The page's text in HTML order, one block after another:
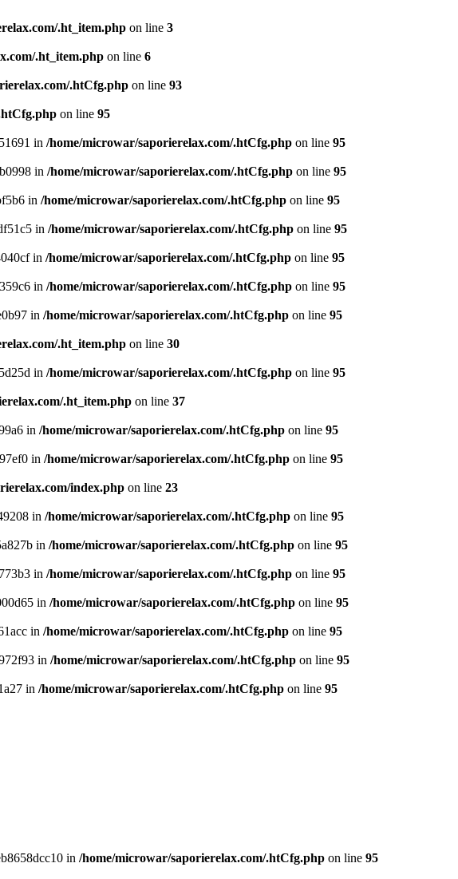
.ht_item.php on line 3
.ht_item.php on line 6
.htCfg.php on line 93
on line 95
in /home/microwar/saporierelax.com/.htCfg.php on line 95
in /home/microwar/saporierelax.com/.htCfg.php on line 95
in /home/microwar/saporierelax.com/.htCfg.php on line 95
in /home/microwar/saporierelax.com/.htCfg.php on line 95
in /home/microwar/saporierelax.com/.htCfg.php on line 95
in /home/microwar/saporierelax.com/.htCfg.php on line 95
in /home/microwar/saporierelax.com/.htCfg.php on line 95
.ht_item.php on line 30
in /home/microwar/saporierelax.com/.htCfg.php on line 95
.ht_item.php on line 37
in /home/microwar/saporierelax.com/.htCfg.php on line 95
in /home/microwar/saporierelax.com/.htCfg.php on line 95
index.php on line 23
in /home/microwar/saporierelax.com/.htCfg.php on line 95
in /home/microwar/saporierelax.com/.htCfg.php on line 95
in /home/microwar/saporierelax.com/.htCfg.php on line 95
in /home/microwar/saporierelax.com/.htCfg.php on line 95
in /home/microwar/saporierelax.com/.htCfg.php on line 95
in /home/microwar/saporierelax.com/.htCfg.php on line 95
in /home/microwar/saporierelax.com/.htCfg.php on line 95
in /home/microwar/saporierelax.com/.htCfg.php on line 95